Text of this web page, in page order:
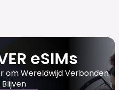
eSIMs
om Wereldwijd Verbonden